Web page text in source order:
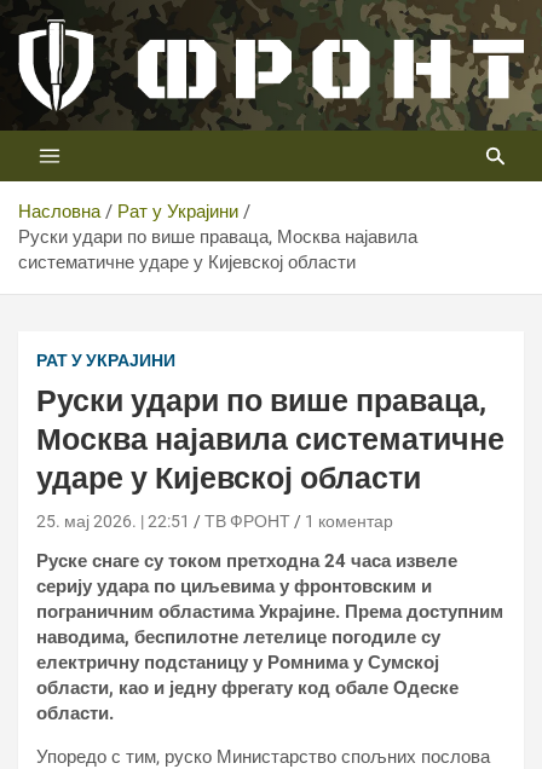
Скип
цонтент
Телевизија ФРОНТ
Први војни канал у Србији
Насловна
Рат у Украјини
Руски удари по више праваца, Москва најавила
систематичне ударе у Кијевској области
РАТ У УКРАЈИНИ
Руски удари по више праваца,
Москва најавила систематичне
ударе у Кијевској области
25. мај 2026. | 22:51 ТВ ФРОНТ 1 коментар
Руске снаге су током претходна 24 часа извеле
серију удара по циљевима у фронтовским и
пограничним областима Украјине. Према доступним
наводима, беспилотне летелице погодиле су
електричну подстаницу у Ромнима у Сумској
области, као и једну фрегату код обале Одеске
области.
Упоредо с тим, руско Министарство спољних послова